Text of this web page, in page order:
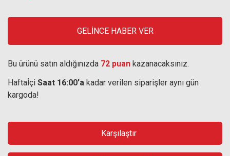
GELİNCE HABER VER
Bu ürünü satın aldığınızda 72 puan kazanacaksınız.
Haftaİçi Saat 16:00'a kadar verilen siparişler aynı gün
kargoda!
Karşılaştır